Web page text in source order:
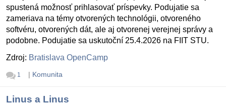
spustená možnosť prihlasovať príspevky. Podujatie sa
zameriava na témy otvorených technológii, otvoreného
softvéru, otvorených dát, ale aj otvorenej verejnej správy a
podobne. Podujatie sa uskutoční 25.4.2026 na FIIT STU.
Zdroj: Bratislava OpenCamp
1 | Komunita
Linus a Linus